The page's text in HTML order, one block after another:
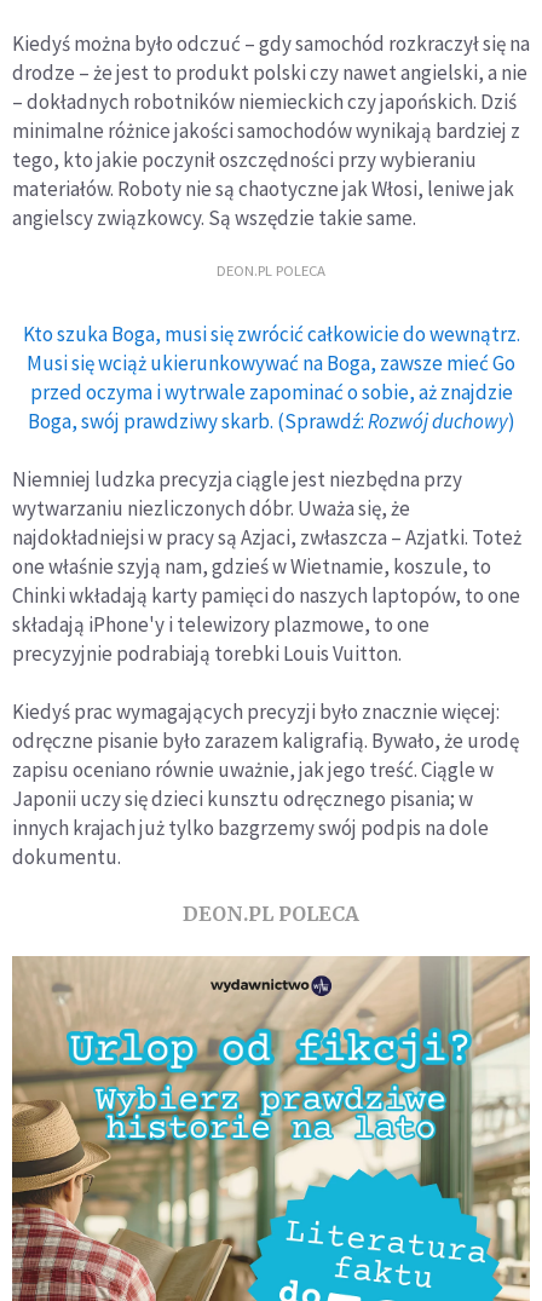
Kiedyś można było odczuć – gdy samochód rozkraczył się na
drodze – że jest to produkt polski czy nawet angielski, a nie
– dokładnych robotników niemieckich czy japońskich. Dziś
minimalne różnice jakości samochodów wynikają bardziej z
tego, kto jakie poczynił oszczędności przy wybieraniu
materiałów. Roboty nie są chaotyczne jak Włosi, leniwe jak
angielscy związkowcy. Są wszędzie takie same.
DEON.PL POLECA
Kto szuka Boga, musi się zwrócić całkowicie do wewnątrz.
Musi się wciąż ukierunkowywać na Boga, zawsze mieć Go
przed oczyma i wytrwale zapominać o sobie, aż znajdzie
Boga, swój prawdziwy skarb. (Sprawdź:Rozwój duchowy)
Niemniej ludzka precyzja ciągle jest niezbędna przy
wytwarzaniu niezliczonych dóbr. Uważa się, że
najdokładniejsi w pracy są Azjaci, zwłaszcza – Azjatki. Toteż
one właśnie szyją nam, gdzieś w Wietnamie, koszule, to
Chinki wkładają karty pamięci do naszych laptopów, to one
składają iPhone'y i telewizory plazmowe, to one
precyzyjnie podrabiają torebki Louis Vuitton.
Kiedyś prac wymagających precyzji było znacznie więcej:
odręczne pisanie było zarazem kaligrafią. Bywało, że urodę
zapisu oceniano równie uważnie, jak jego treść. Ciągle w
Japonii uczy się dzieci kunsztu odręcznego pisania; w
innych krajach już tylko bazgrzemy swój podpis na dole
dokumentu.
DEON.PL POLECA